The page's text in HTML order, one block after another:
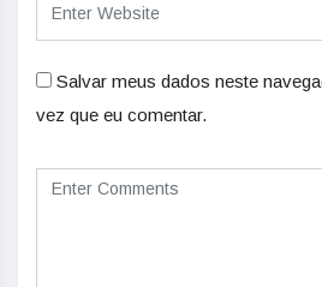
Salvar meus dados neste
vez que eu comentar.